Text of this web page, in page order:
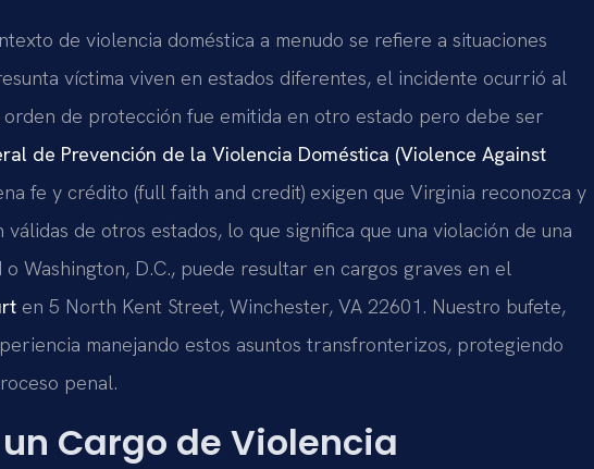
de violencia doméstica a menudo se refiere a situaciones
víctima viven en estados diferentes, el incidente ocurrió al
de protección fue emitida en otro estado pero debe ser
de Prevención de la Violencia Doméstica (Violence Against
fe y crédito (full faith and credit) exigen que Virginia reconozca y
de otros estados, lo que significa que una violación de una
Washington, D.C., puede resultar en cargos graves en el
en 5 North Kent Street, Winchester, VA 22601. Nuestro bufete,
manejando estos asuntos transfronterizos, protegiendo
penal.
Cargo de Violencia